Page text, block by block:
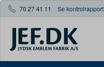
70 27 41 11 Se kontrolrapport